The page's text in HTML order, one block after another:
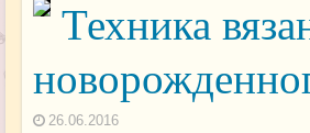
Техника
26.06.2016